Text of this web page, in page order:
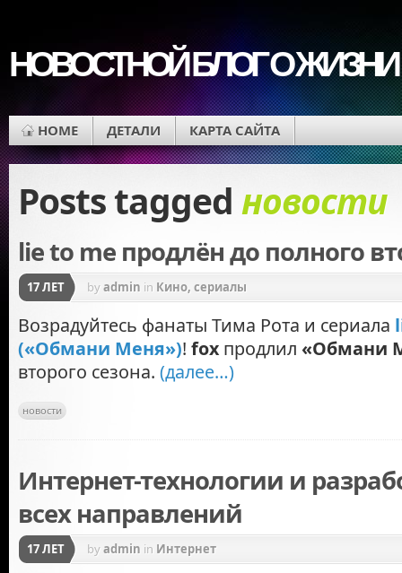
НОВОСТНОЙ БЛОГ О
HOME ДЕТАЛИ КАРТА САЙТА
Posts tagged новости
lie to me продлён до полного
17 ЛЕТ byadmin in Кино, сериалы
Возрадуйтесь фанаты Тима Рота и сериала
(«Обмани Меня»)! fox продлил «Обмани
второго сезона. (далее…)
новости
Интернет-технологии и
всех направлений
17 ЛЕТ byadmin in Интернет